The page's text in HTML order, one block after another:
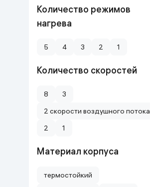
Количество режимов
нагрева
5 4 3 2 1
Количество скоростей
8
3
2 скорости воздушного потока
2
1
Материал корпуса
термостойкий